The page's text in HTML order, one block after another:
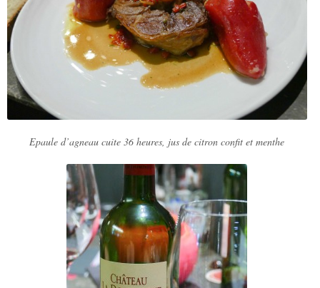
Epaule d’agneau cuite 36 heures, jus de citron confit et menthe